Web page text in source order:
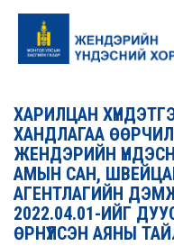
ХАРИЛЦАН
ХАНДЛАГАА
ЖЕНДЭРИЙН
АМЫН САН,
АГЕНТЛАГИЙН
2022.04.01-ИЙГ
ӨРНҮҮЛСЭН АЯНЫ